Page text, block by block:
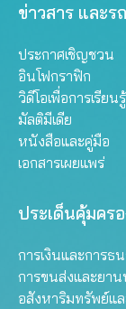
ข่าวสาร และร
ประกาศเชิญชวน
อินโฟกราฟิก
วิดีโอเพื่อการเรียนรู้
มัลติมีเดีย
หนังสือและคู่มือ
เอกสารเผยแพร่
ประเด็นคุ้มคร
การเงินและการธ
การขนส่งและยา
อสังหาริมทรัพย์แ